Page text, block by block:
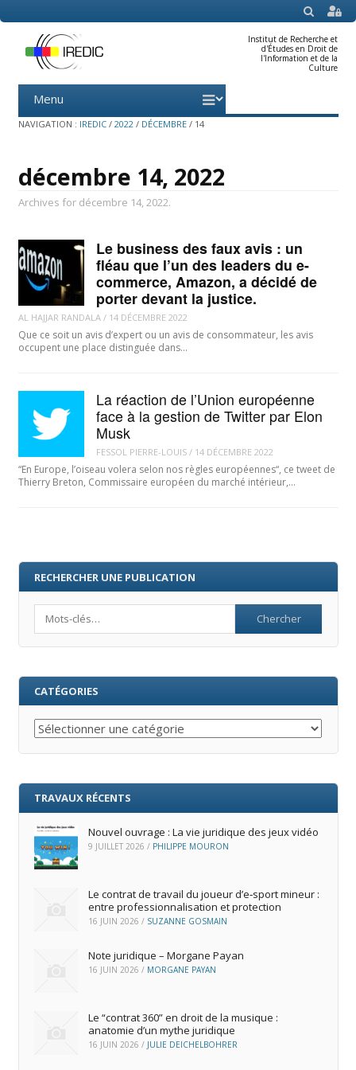
SEARCH
Institut de Recherche et
d'Études en Droit de
l'Information et de la
Culture
Menu
content
NAVIGATION : IREDIC / 2022 / DÉCEMBRE / 14
décembre 14, 2022
Archives for décembre 14, 2022.
Le business des faux avis : un
fléau que l’un des leaders du e-
commerce, Amazon, a décidé de
porter devant la justice.
AL HAJJAR RANDALA/ 14 DÉCEMBRE 2022
Que ce soit un avis d’expert ou un avis de consommateur, les avis
occupent une place distinguée dans…
La réaction de l’Union européenne
face à la gestion de Twitter par Elon
Musk
FESSOL PIERRE-LOUIS/ 14 DÉCEMBRE 2022
“En Europe, l’oiseau volera selon nos règles européennes“, ce tweet de
Thierry Breton, Commissaire européen du marché intérieur,…
RECHERCHER UNE PUBLICATION
CATÉGORIES
Catégories
TRAVAUX RÉCENTS
Nouvel ouvrage : La vie juridique des jeux vidéo
9 JUILLET 2026 / PHILIPPE MOURON
Le contrat de travail du joueur d’e‑sport mineur :
entre professionnalisation et protection
16 JUIN 2026 / SUZANNE GOSMAIN
Note juridique – Morgane Payan
16 JUIN 2026 / MORGANE PAYAN
Le “contrat 360” en droit de la musique :
anatomie d’un mythe juridique
16 JUIN 2026 / JULIE DEICHELBOHRER